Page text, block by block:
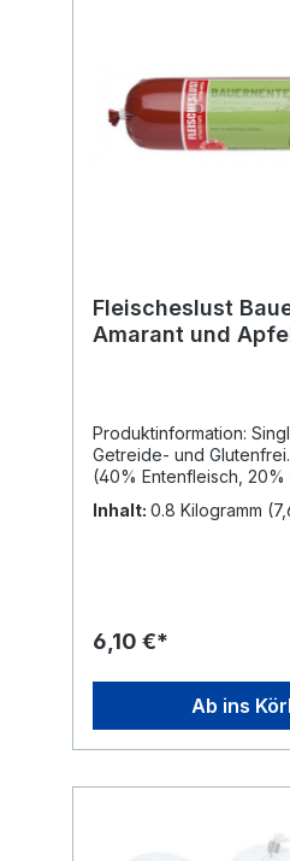
Fleischeslust
Amarant und
Produktinformation:
Getreide- und
(40% Entenfleisch, 20%
Entenleber, 20%
Amaranth, 5% Apfel,
Inhalt: 0.8 Kilogramm
6,10 €*
Ab ins